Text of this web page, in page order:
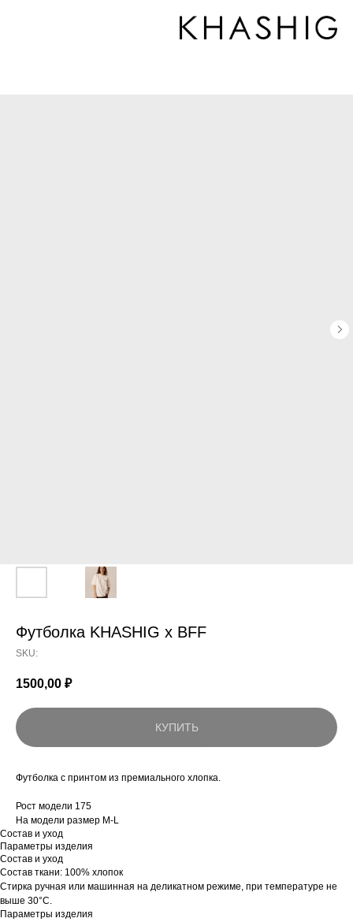
Футболка KHASHIG x BFF
SKU:
1500,00 ₽
КУПИТЬ
Футболка с принтом из премиального хлопка.
Рост модели 175
На модели размер M-L
Состав и уход
Параметры изделия
Состав и уход
Состав ткани: 100% хлопок
Стирка ручная или машинная на деликатном режиме, при температуре не
выше 30°C.
Параметры изделия